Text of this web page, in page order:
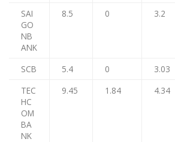
SAI
GO
NB
ANK
8.5 0 3.2
SCB 5.4 0
3.03
TEC
HC
OM
BA
NK
9.45 1.84 4.34